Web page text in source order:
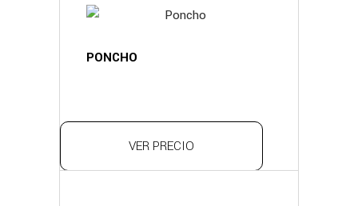
PONCHO
VER PRECIO